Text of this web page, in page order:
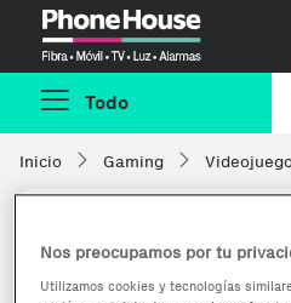
Todo
Inicio Gaming
Nos preocupamos por tu
Utilizamos cookies y tecnologías